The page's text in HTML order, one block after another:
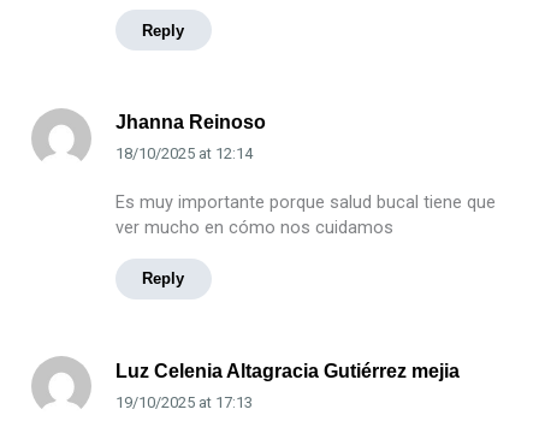
Reply
Jhanna Reinoso
18/10/2025at 12:14
Es muy importante porque salud bucal tiene que
ver mucho en cómo nos cuidamos
Reply
Luz Celenia Altagracia Gutiérrez mejia
19/10/2025at 17:13